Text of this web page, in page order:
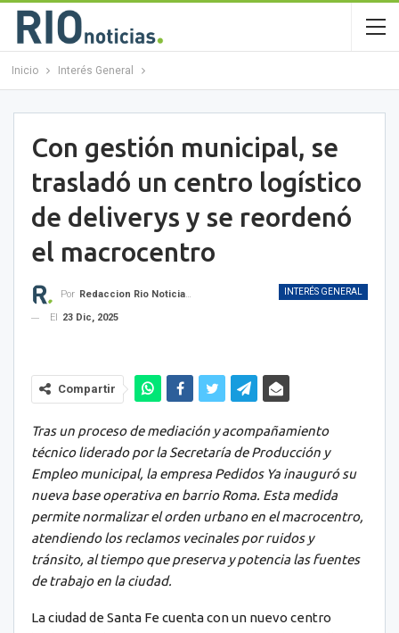
Inicio Interés General
Con gestión municipal, se
trasladó un centro logístico
de deliverys y se reordenó
el macrocentro
INTERÉS GENERAL
Por Redaccion Rio Noticias OK
El
23 Dic, 2025
Compartir
Tras un proceso de mediación y acompañamiento
técnico liderado por la Secretaría de Producción y
Empleo municipal, la empresa Pedidos Ya inauguró su
nueva base operativa en barrio Roma. Esta medida
permite normalizar el orden urbano en el macrocentro,
atendiendo los reclamos vecinales por ruidos y
tránsito, al tiempo que preserva y potencia las fuentes
de trabajo en la ciudad.
La ciudad de Santa Fe cuenta con un nuevo centro